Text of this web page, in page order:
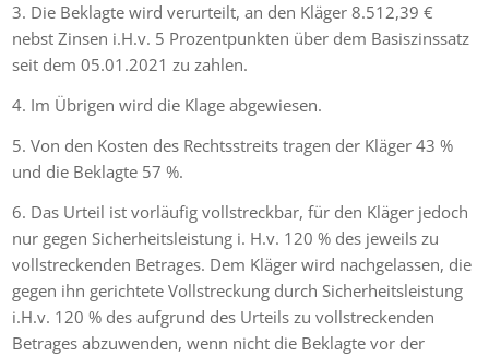
3. Die Beklagte wird verurteilt, an den Kläger 8.512,39 €
nebst Zinsen i.H.v. 5 Prozentpunkten über dem Basiszinssatz
seit dem 05.01.2021 zu zahlen.
4. Im Übrigen wird die Klage abgewiesen.
5. Von den Kosten des Rechtsstreits tragen der Kläger 43 %
und die Beklagte 57 %.
6. Das Urteil ist vorläufig vollstreckbar, für den Kläger jedoch
nur gegen Sicherheitsleistung i. H.v. 120 % des jeweils zu
vollstreckenden Betrages. Dem Kläger wird nachgelassen, die
gegen ihn gerichtete Vollstreckung durch Sicherheitsleistung
i.H.v. 120 % des aufgrund des Urteils zu vollstreckenden
Betrages abzuwenden, wenn nicht die Beklagte vor der